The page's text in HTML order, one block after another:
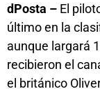
dPosta – El
último en la
aunque largará
recibieron el
el británico